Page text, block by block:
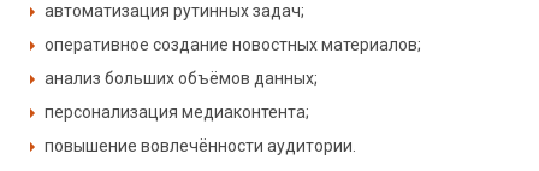
автоматизация рутинных задач;
оперативное создание новостных материалов;
анализ больших объёмов данных;
персонализация медиаконтента;
повышение вовлечённости аудитории.